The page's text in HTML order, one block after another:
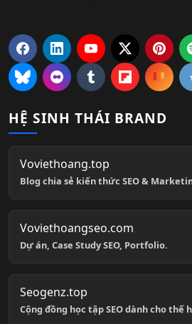
HỆ SINH THÁI BRAND
Voviethoang.top
Blog chia sẻ kiến thức SEO &
Voviethoangseo.com
Dự án, Case Study SEO, Portfolio.
Seogenz.top
Cộng đồng học tập SEO dành cho thế